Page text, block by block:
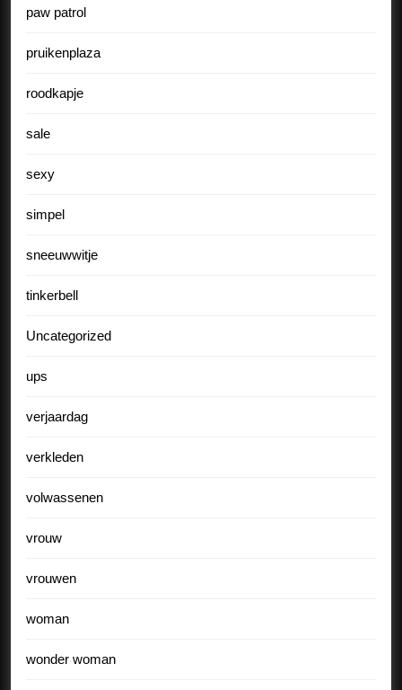
paw patrol
pruikenplaza
roodkapje
sale
sexy
simpel
sneeuwwitje
tinkerbell
Uncategorized
ups
verjaardag
verkleden
volwassenen
vrouw
vrouwen
woman
wonder woman